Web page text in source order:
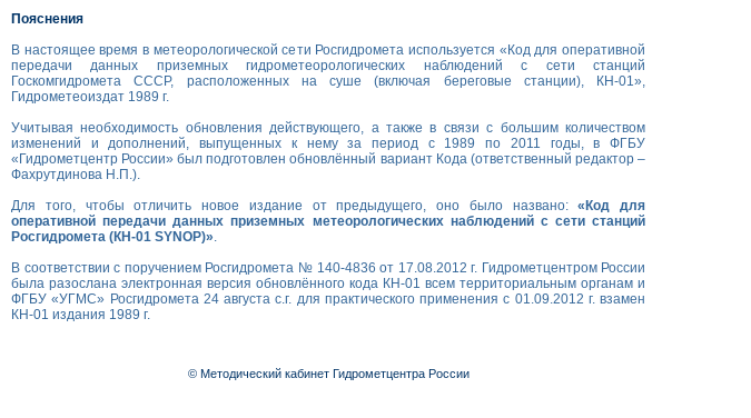
Пояснения
В настоящее время в метеорологической сети Росгидромета используется «Код для оперативной
передачи данных приземных гидрометеорологических наблюдений с сети станций
Госкомгидромета СССР, расположенных на суше (включая береговые станции), КН-01»,
Гидрометеоиздат 1989 г.
Учитывая необходимость обновления действующего, а также в связи с большим количеством
изменений и дополнений, выпущенных к нему за период с 1989 по 2011 годы, в ФГБУ
«Гидрометцентр России» был подготовлен обновлённый вариант Кода (ответственный редактор –
Фахрутдинова Н.П.).
Для того, чтобы отличить новое издание от предыдущего, оно было названо:«Код для
оперативной передачи данных приземных метеорологических наблюдений с сети станций
Росгидромета (КН-01 SYNOP)».
В соответствии с поручением Росгидромета № 140-4836 от 17.08.2012 г. Гидрометцентром России
была разослана электронная версия обновлённого кода КН-01 всем территориальным органам и
ФГБУ «УГМС» Росгидромета 24 августа с.г. для практического применения с 01.09.2012 г. взамен
КН-01 издания 1989 г.
© Методический кабинет Гидрометцентра России